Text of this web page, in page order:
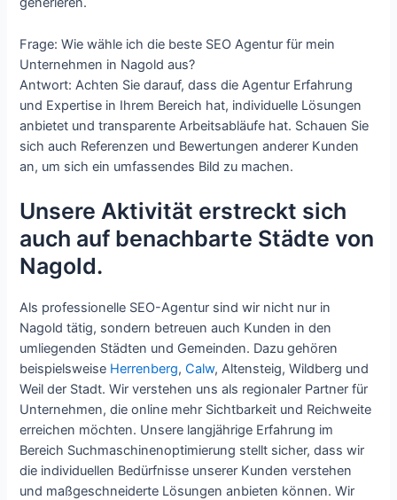
Frage: Wie wähle ich die beste SEO Agentur für mein
Unternehmen in Nagold aus?
Antwort: Achten Sie darauf, dass die Agentur Erfahrung
und Expertise in Ihrem Bereich hat, individuelle Lösungen
anbietet und transparente Arbeitsabläufe hat. Schauen Sie
sich auch Referenzen und Bewertungen anderer Kunden
an, um sich ein umfassendes Bild zu machen.
Unsere Aktivität erstreckt sich
auch auf benachbarte Städte von
Nagold.
Als professionelle SEO-Agentur sind wir nicht nur in
Nagold tätig, sondern betreuen auch Kunden in den
umliegenden Städten und Gemeinden. Dazu gehören
beispielsweise Herrenberg,Calw, Altensteig, Wildberg und
Weil der Stadt. Wir verstehen uns als regionaler Partner für
Unternehmen, die online mehr Sichtbarkeit und Reichweite
erreichen möchten. Unsere langjährige Erfahrung im
Bereich Suchmaschinenoptimierung stellt sicher, dass wir
die individuellen Bedürfnisse unserer Kunden verstehen
und maßgeschneiderte Lösungen anbieten können. Wir